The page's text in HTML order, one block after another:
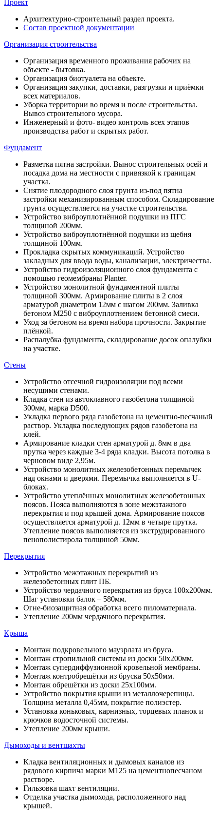
Проект
Архитектурно-строительный раздел проекта.
Состав проектной документации
Организация строительства
Организация временного проживания рабочих на
объекте - бытовка.
Организация биотуалета на объекте.
Организация закупки, доставки, разгрузки и приёмки
всех материалов.
Уборка территории во время и после строительства.
Вывоз строительного мусора.
Инженерный и фото- видео контроль всех этапов
производства работ и скрытых работ.
Фундамент
Разметка пятна застройки. Вынос строительных осей и
посадка дома на местности с привязкой к границам
участка.
Снятие плодородного слоя грунта из-под пятна
застройки механизированным способом. Складирование
грунта осуществляется на участке строительства.
Устройство виброуплотнённой подушки из ПГС
толщиной 200мм.
Устройство виброуплотнённой подушки из щебня
толщиной 100мм.
Прокладка скрытых коммуникаций. Устройство
закладных для ввода воды, канализации, электричества.
Устройство гидроизоляционного слоя фундамента с
помощью геомембраны Planter.
Устройство монолитной фундаментной плиты
толщиной 300мм. Армирование плиты в 2 слоя
арматурой диаметром 12мм с шагом 200мм. Заливка
бетоном М250 с виброуплотнением бетонной смеси.
Уход за бетоном на время набора прочности. Закрытие
плёнкой.
Распалубка фундамента, складирование досок опалубки
на участке.
Стены
Устройство отсечной гидроизоляции под всеми
несущими стенами.
Кладка стен из автоклавного газобетона толщиной
300мм, марка D500.
Укладка первого ряда газобетона на цементно-песчаный
раствор. Укладка последующих рядов газобетона на
клей.
Армирование кладки стен арматурой д. 8мм в два
прутка через каждые 3-4 ряда кладки. Высота потолка в
черновом виде 2,95м.
Устройство монолитных железобетонных перемычек
над окнами и дверями. Перемычка выполняется в U-
блоках.
Устройство утеплённых монолитных железобетонных
поясов. Пояса выполняются в зоне межэтажного
перекрытия и под крышей дома. Армирование поясов
осуществляется арматурой д. 12мм в четыре прутка.
Утепление поясов выполняется из экструдированного
пенополистирола толщиной 50мм.
Перекрытия
Устройство межэтажных перекрытий из
железобетонных плит ПБ.
Устройство чердачного перекрытия из бруса 100х200мм.
Шаг установки балок – 580мм.
Огне-биозащитная обработка всего пиломатериала.
Утепление 200мм чердачного перекрытия.
Крыша
Монтаж подкровельного мауэрлата из бруса.
Монтаж стропильной системы из доски 50х200мм.
Монтаж супердиффузионной кровельной мембраны.
Монтаж контробрешётки из бруска 50х50мм.
Монтаж обрешётки из доски 25х100мм.
Устройство покрытия крыши из металлочерепицы.
Толщина металла 0,45мм, покрытие полиэстер.
Установка коньковых, карнизных, торцевых планок и
крючков водосточной системы.
Утепление 200мм крыши.
Дымоходы и вентшахты
Кладка вентиляционных и дымовых каналов из
рядового кирпича марки М125 на цементнопесчаном
растворе.
Гильзовка шахт вентиляции.
Отделка участка дымохода, расположенного над
крышей.